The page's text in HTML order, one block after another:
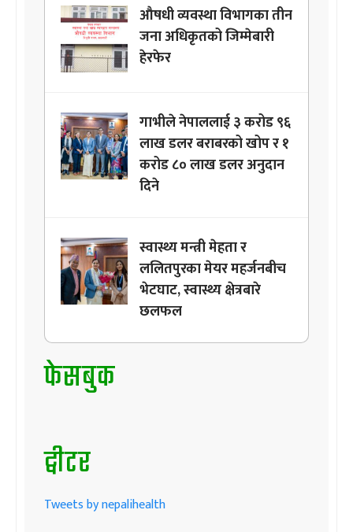
औषधी व्यवस्था विभागका तीन
जना अधिकृतको जिम्मेबारी
हेरफेर
गाभीले नेपाललाई ३ करोड ९६
लाख डलर बराबरको खोप र १
करोड ८० लाख डलर अनुदान
दिने
स्वास्थ्य मन्त्री मेहता र
ललितपुरका मेयर महर्जनबीच
भेटघाट, स्वास्थ्य क्षेत्रबारे
छलफल
फेसबुक
ट्वीटर
Tweets by nepalihealth